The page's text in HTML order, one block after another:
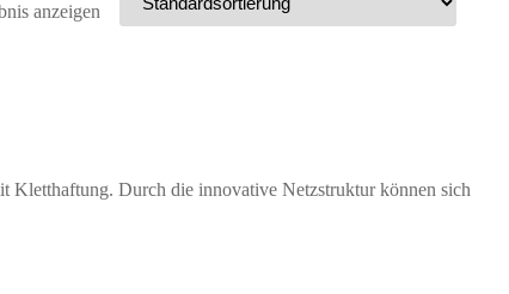
anzeigen
Kletthaftung. Durch die innovative Netzstruktur können sich